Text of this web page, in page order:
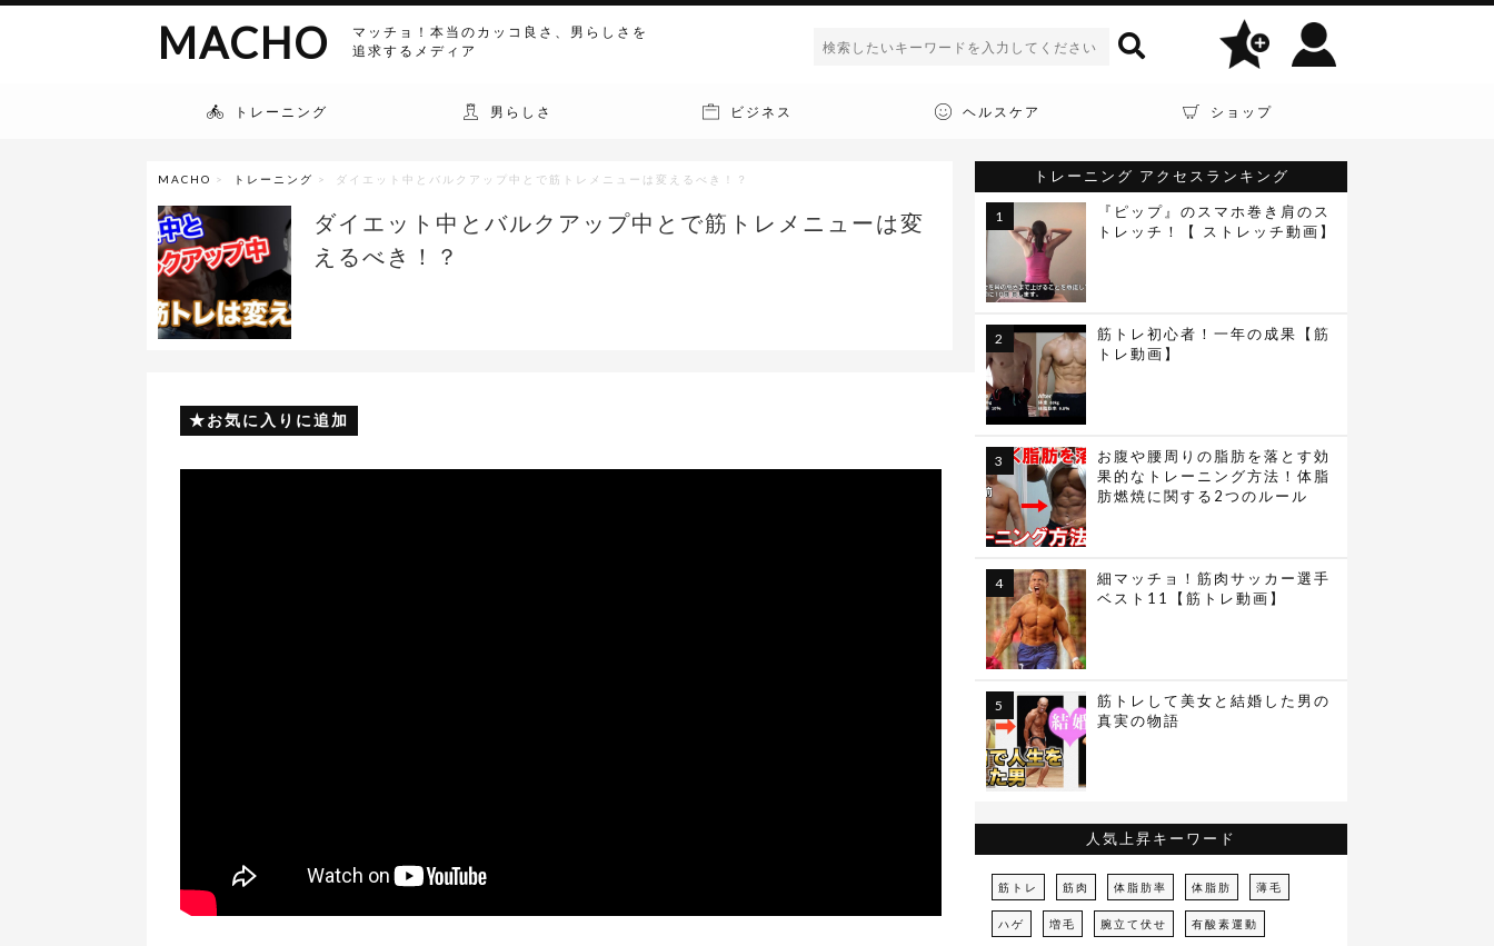
マッチョ！本当のカッコ良さ、男らしさを
追求するメディア
MACHO
トレーニング 男らしさ ビジネス ヘルスケア ショップ
MACHO > トレーニング > ダイエット中とバルクアップ中とで筋トレメニューは変えるべき！？
ダイエット中とバルクアップ中とで筋トレメニューは変
えるべき！？
お気に入りに追加
トレーニング アクセスランキング
『ピップ』のスマホ巻き肩のス
トレッチ！【 ストレッチ動画】
筋トレ初心者！一年の成果【筋
トレ動画】
お腹や腰周りの脂肪を落とす効
果的なトレーニング方法！体脂
肪燃焼に関する2つのルール
細マッチョ！筋肉サッカー選手
ベスト11【筋トレ動画】
筋トレして美女と結婚した男の
真実の物語
人気上昇キーワード
筋トレ 筋肉 体脂肪率 体脂肪 薄毛
ハゲ 増毛 腕立て伏せ 有酸素運動